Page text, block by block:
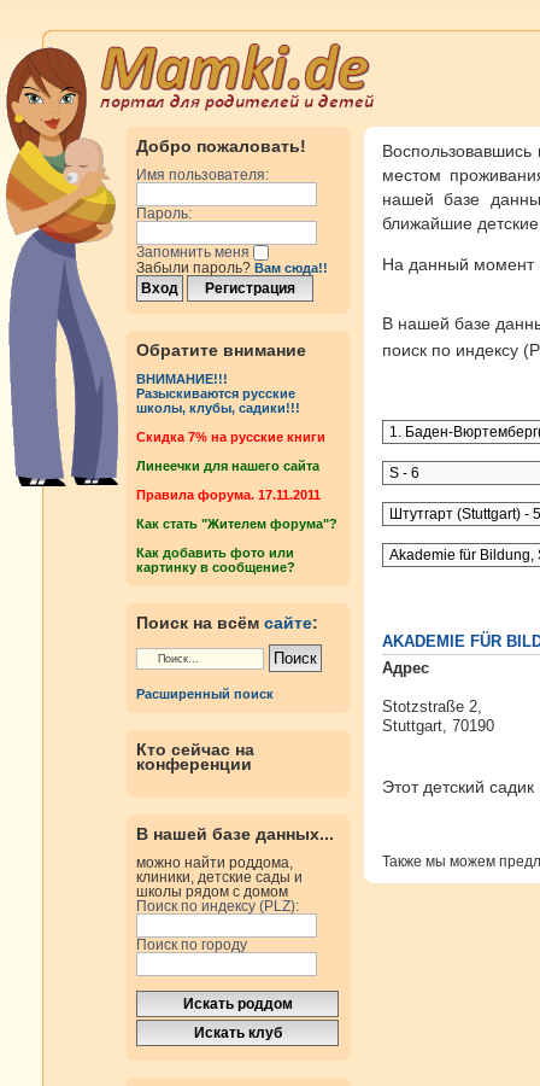
Добро пожаловать!
Имя пользователя:
Пароль:
Запомнить меня
Забыли пароль? Вам сюда!!
Обратите внимание
ВНИМАНИЕ!!!
Разыскиваются русские
школы, клубы, садики!!!
Cкидка 7% на русские книги
Линеечки для нашего сайта
Правила форума. 17.11.2011
Как стать "Жителем форума"?
Как добавить фото или
картинку в сообщение?
Поиск на всём сайте:
Расширенный поиск
Кто сейчас на
конференции
В нашей базе данных...
можно найти роддома,
клиники, детские сады и
школы рядом с домом
Поиск по индексу (PLZ):
Поиск по городу
местом
нашей базе
ближайшие
На данный
В нашей базе
поиск по индексу
AKADEMIE FÜR
Адрес
Stotzstraße 2,
Stuttgart, 70190
Этот детский
Также мы можем